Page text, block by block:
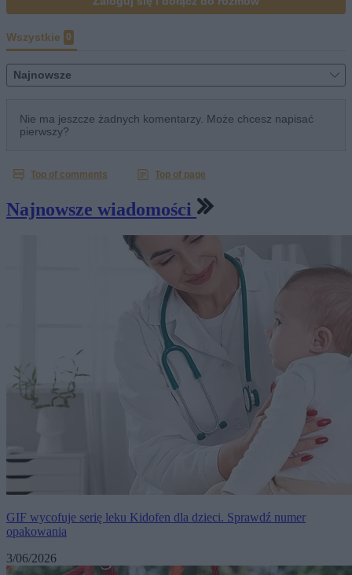
Najnowsze wiadomości
GIF wycofuje serię leku Kidofen dla dzieci. Sprawdź numer
opakowania
3/06/2026